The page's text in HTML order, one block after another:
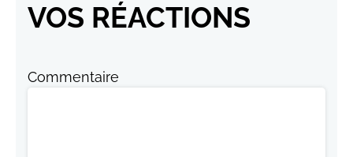
VOS RÉACTIONS
Commentaire